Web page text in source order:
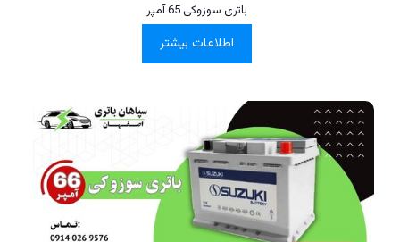
باتری سوزوکی 65 آمپر
اطلاعات بیشتر